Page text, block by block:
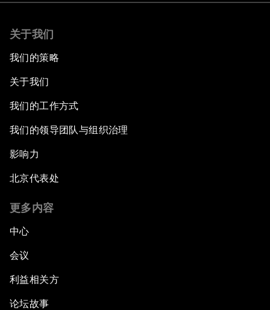
关于我们
我们的策略
关于我们
我们的工作方式
我们的领导团队与组织治理
影响力
北京代表处
更多内容
中心
会议
利益相关方
论坛故事